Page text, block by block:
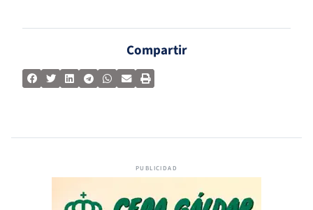
Compartir
PUBLICIDAD